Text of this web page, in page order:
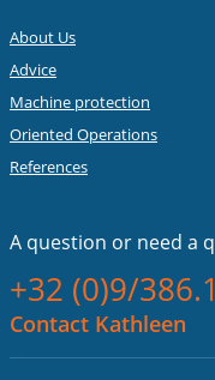
About Us
Advice
Machine protection
Oriented Operations
References
A question or need a
+32 (0)9/
Contact Kathleen